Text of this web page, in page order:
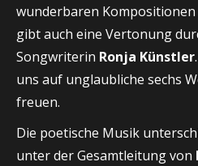
wunderbaren Kompositionen
gibt auch eine Vertonung
Songwriterin Ronja Künstler
uns auf unglaubliche sechs
freuen.
Die poetische Musik
unter der Gesamtleitung von